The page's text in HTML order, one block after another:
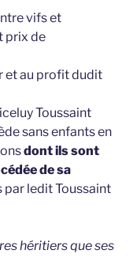
vifs et
prix de
et au profit dudit
Toussaint
sans enfants en
dont ils sont
de sa
ledit Toussaint
héritiers que ses